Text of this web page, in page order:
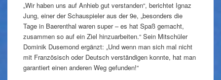
„Wir haben uns auf Anhieb gut verstanden“, berichtet Ignaz
Jung, einer der Schauspieler aus der 9e, „besonders die
Tage in Baerenthal waren super – es hat Spaß gemacht,
zusammen so auf ein Ziel hinzuarbeiten.“ Sein Mitschüler
Dominik Dusemond ergänzt: „Und wenn man sich mal nicht
mit Französisch oder Deutsch verständigen konnte, hat man
garantiert einen anderen Weg gefunden!“